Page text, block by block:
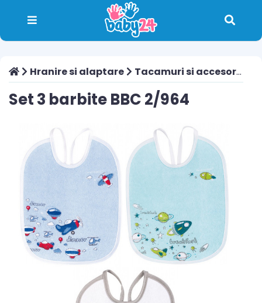
Hranire si alaptare Tacamuri si accesorii
Set 3 barbite BBC 2/964